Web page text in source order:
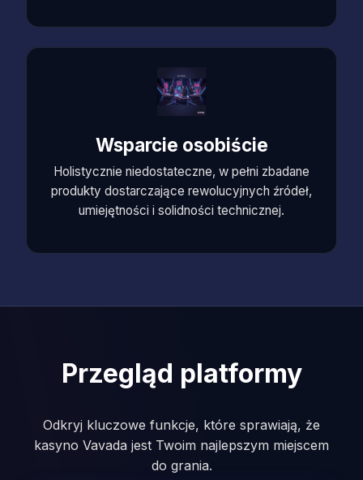
Wsparcie osobiście
Holistycznie niedostateczne, w pełni zbadane
produkty dostarczające rewolucyjnych źródeł,
umiejętności i solidności technicznej.
Przegląd platformy
Odkryj kluczowe funkcje, które sprawiają, że
kasyno Vavada jest Twoim najlepszym miejscem
do grania.